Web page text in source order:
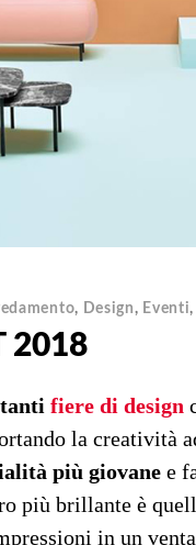
, Design, Eventi,
2018
fiere di design
la creatività
più giovane e
più brillante è
in un